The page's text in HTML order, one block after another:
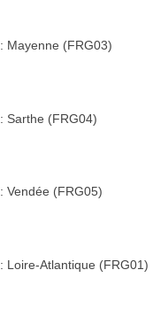
: Mayenne (FRG03)
: Sarthe (FRG04)
:Vendée (FRG05)
: Loire-Atlantique (FRG01)